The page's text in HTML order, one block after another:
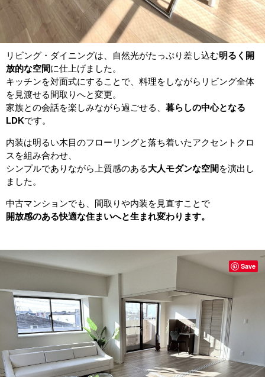
リビング・ダイニングは、自然光がたっぷり差し込む明るく開
放的な空間に仕上げました。
キッチンを対面式にすることで、料理をしながらリビング全体
を見渡せる間取りへと変更。
家族との会話を楽しみながら過ごせる、 暮らしの中心となる
LDKです。
内装は明るい木目のフローリングと落ち着いたアクセントクロ
スを組み合わせ、
シンプルでありながら上質感のある大人モダンな空間 を演出し
ました。
中古マンションでも、間取りや内装を見直すことで
開放感のある快適な住まいへと生まれ変わります。
Save